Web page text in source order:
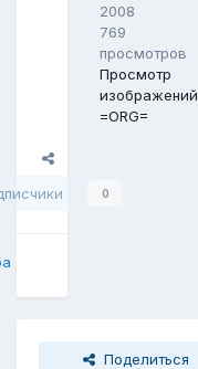
2008
769
просмотров
Просмотр
изображений
=ORG=
0
Поделиться